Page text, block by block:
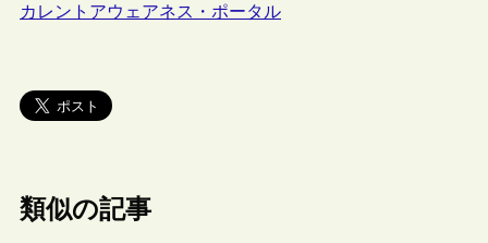
カレントアウェアネス・ポータル
類似の記事